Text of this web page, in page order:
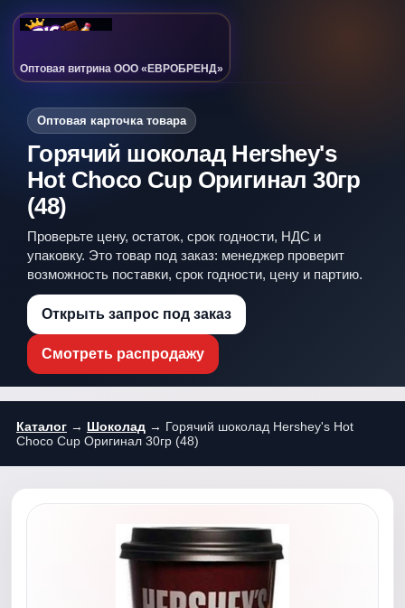
Оптовая витрина ООО «ЕВРОБРЕНД»
Оптовая карточка товара
Горячий шоколад Hershey's
Hot Choco Cup Оригинал 30гр
(48)
Проверьте цену, остаток, срок годности, НДС и
упаковку. Это товар под заказ: менеджер проверит
возможность поставки, срок годности, цену и партию.
Открыть запрос под заказ
Смотреть распродажу
Каталог → Шоколад → Горячий шоколад Hershey's Hot
Choco Cup Оригинал 30гр (48)